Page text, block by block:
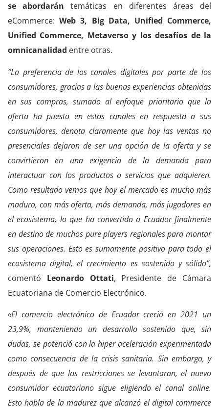
se abordarántemáticas en diferentes áreas del
eCommerce:Web 3, Big Data, Unified Commerce,
Unified Commerce, Metaverso y los desafíos de la
omnicanalidad entre otras.
“La preferencia de los canales digitales por parte de los
consumidores, gracias a las buenas experiencias obtenidas
en sus compras, sumado al enfoque prioritario que la
oferta ha puesto en estos canales en respuesta a sus
consumidores, denota claramente que hoy las ventas no
presenciales dejaron de ser una opción de la oferta y se
convirtieron en una exigencia de la demanda para
interactuar con los productos o servicios que adquieren.
Como resultado vemos que hoy el mercado es mucho más
maduro, con más oferta, más demanda, más jugadores en
el ecosistema, lo que ha convertido a Ecuador finalmente
en destino de muchos pure players regionales para montar
sus operaciones. Esto es sumamente positivo para todo el
ecosistema digital, el crecimiento es sostenido y sólido”,
comentó Leonardo Ottati, Presidente de Cámara
Ecuatoriana de Comercio Electrónico.
«El comercio electrónico de Ecuador creció en 2021 un
23,9%, manteniendo un desarrollo sostenido que, sin
dudas, se potenció con la hiper aceleración experimentada
como consecuencia de la crisis sanitaria. Sin embargo, y
después de que las restricciones se levantaran, el nuevo
consumidor ecuatoriano sigue eligiendo el canal online.
Esto habla de la madurez que alcanzó el digital commerce